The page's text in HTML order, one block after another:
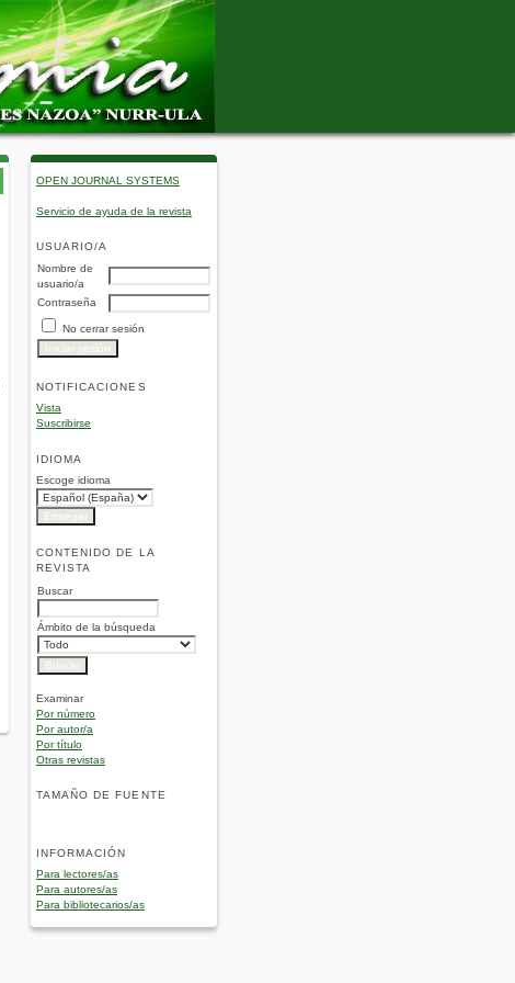
OPEN JOURNAL SYSTEMS
Servicio de ayuda de la revista
USUARIO/A
Nombre de
usuario/a
Contraseña
No cerrar sesión
NOTIFICACIONES
Vista
Suscribirse
IDIOMA
Escoge idioma
CONTENIDO DE LA
REVISTA
Buscar
Ámbito de la búsqueda
Examinar
Por número
Por autor/a
Por título
Otras revistas
TAMAÑO DE FUENTE
INFORMACIÓN
Para lectores/as
Para autores/as
Para bibliotecarios/as